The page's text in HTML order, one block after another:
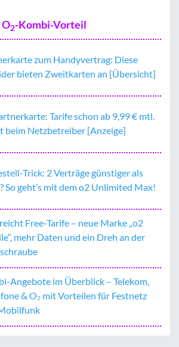
2-Kombi-Vorteil
zum Handyvertrag: Diese
bieten Zweitkarten an [Übersicht]
Tarife schon ab 9,99 € mtl.
beim Netzbetreiber [Anzeige]
Trick: 2 Verträge günstiger als
So geht’s mit dem o2 Unlimited Max!
Free-Tarife – neue Marke „o2
mehr Daten und ein Dreh an der
Angebote im Überblick – Telekom,
& O₂ mit Vorteilen für Festnetz